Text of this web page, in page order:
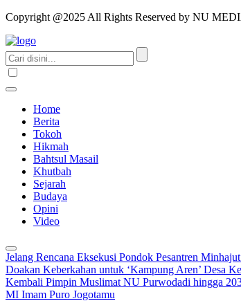
Copyright @2025 All Rights Reserved by NU
Home
Berita
Tokoh
Hikmah
Bahtsul Masail
Khutbah
Sejarah
Budaya
Opini
Video
Jelang Rencana Eksekusi Pondok Pesantren
Doakan Keberkahan untuk ‘Kampung Aren’ Desa
Kembali Pimpin Muslimat NU Purwodadi hingga
MI Imam Puro Jogotamu